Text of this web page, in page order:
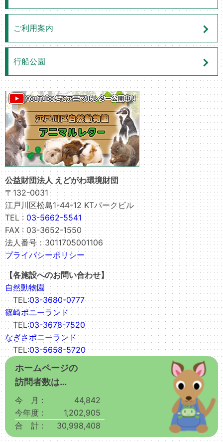
ご利用案内
行船公園
公益財団法人 えどがわ環境財団
〒132-0031
江戸川区松島1-44-12 KTパークビル
TEL :03-5662-5541
FAX : 03-3652-1550
法人番号：3011705001106
プライバシーポリシー
【各施設へのお問い合わせ】
自然動物園
TEL:03-3680-0777
篠崎ポニーランド
TEL:03-3678-7520
なぎさポニーランド
TEL:03-5658-5720
ホームページの
訪問者数は…
今 月 :
44,842
今年度 :
1,202,905
合 計 :
30,998,408